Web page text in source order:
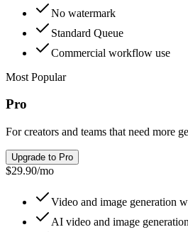
No watermark
Standard Queue
Commercial workflow use
Most Popular
Pro
For creators and teams that need more
Upgrade to Pro
$29.90/mo
Video and image generation
AI video and image